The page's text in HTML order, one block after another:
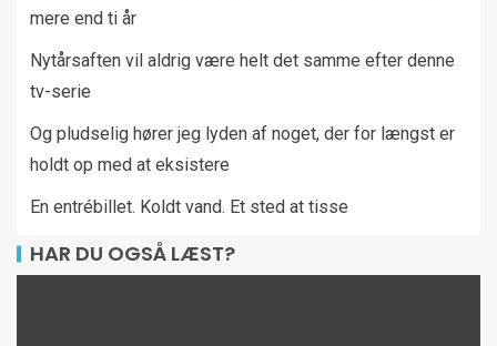
mere end ti år
Nytårsaften vil aldrig være helt det samme efter denne
tv-serie
Og pludselig hører jeg lyden af noget, der for længst er
holdt op med at eksistere
En entrébillet. Koldt vand. Et sted at tisse
HAR DU OGSÅ LÆST?